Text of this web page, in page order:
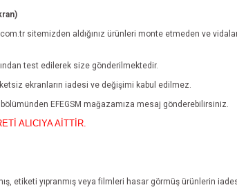
sitemizden aldığınız ürünleri monte etmeden ve
test edilerek size gönderilmektedir.
ekranların iadesi ve değişimi kabul edilmez.
EFEGSM mağazamıza mesaj gönderebilirsiniz.
ALICIYA AİTTİR.
etiketi yıpranmış veya filmleri hasar görmüş ürünlerin